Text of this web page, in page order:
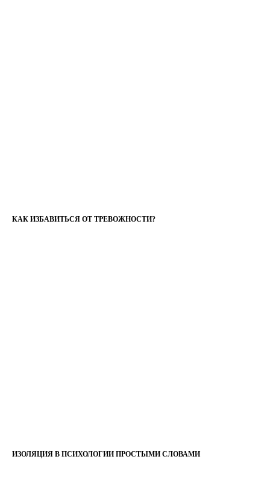
КАК ИЗБАВИТЬСЯ ОТ ТРЕВОЖНОСТИ?
ИЗОЛЯЦИЯ В ПСИХОЛОГИИ ПРОСТЫМИ СЛОВАМИ